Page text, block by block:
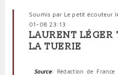
Soumis par Le petit écouteur
01-08 23:13
LAURENT LÉGER
LA TUERIE
Source: Rédaction de France